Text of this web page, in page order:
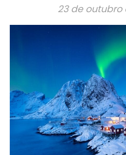
23 de outubro